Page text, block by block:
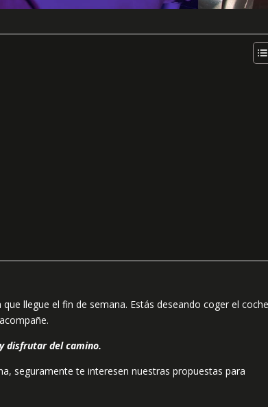
llegue el fin de semana. Estás deseando coger el
disfrutar del camino.
seguramente te interesen nuestras propuestas para